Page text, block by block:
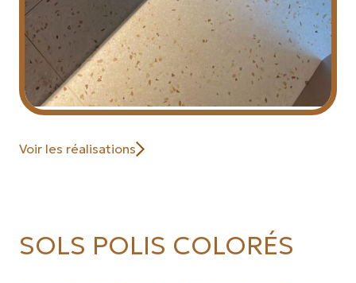
Voir les réalisations
SOLS POLIS COLORÉS